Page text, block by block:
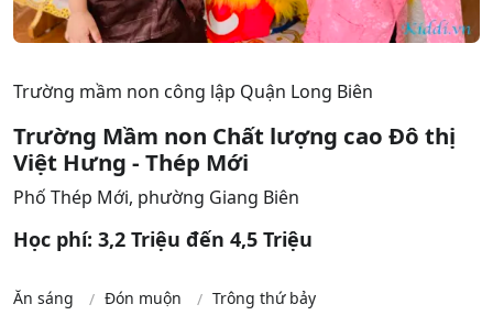
Trường mầm non công lập Quận Long Biên
Trường Mầm non Chất lượng cao Đô thị
Việt Hưng - Thép Mới
Phố Thép Mới, phường Giang Biên
Học phí: 3,2 Triệu đến 4,5 Triệu
Ăn sáng Đón muộn Trông thứ bảy